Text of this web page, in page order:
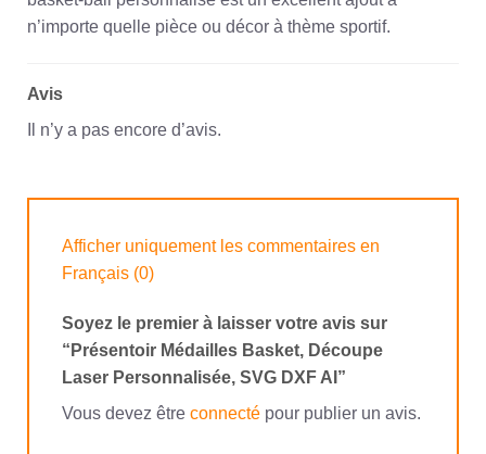
n’importe quelle pièce ou décor à thème sportif.
Avis
Il n’y a pas encore d’avis.
Afficher uniquement les commentaires en
Français (0)
Soyez le premier à laisser votre avis sur
“Présentoir Médailles Basket, Découpe
Laser Personnalisée, SVG DXF AI”
Vous devez être connecté pour publier un avis.